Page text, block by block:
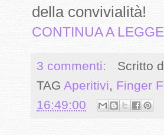
della convivialità!
CONTINUA A
3 commenti: Scritto
TAG Aperitivi, Finger
16:49:00